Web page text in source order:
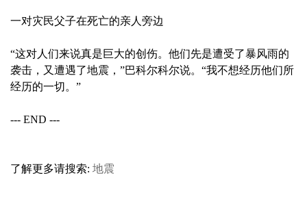
一对灾民父子在死亡的亲人旁边
“这对人们来说真是巨大的创伤。他们先是遭受了暴风雨的
袭击，又遭遇了地震，”巴科尔科尔说。“我不想经历他们所
经历的一切。”
--- END ---
了解更多请搜索: 地震